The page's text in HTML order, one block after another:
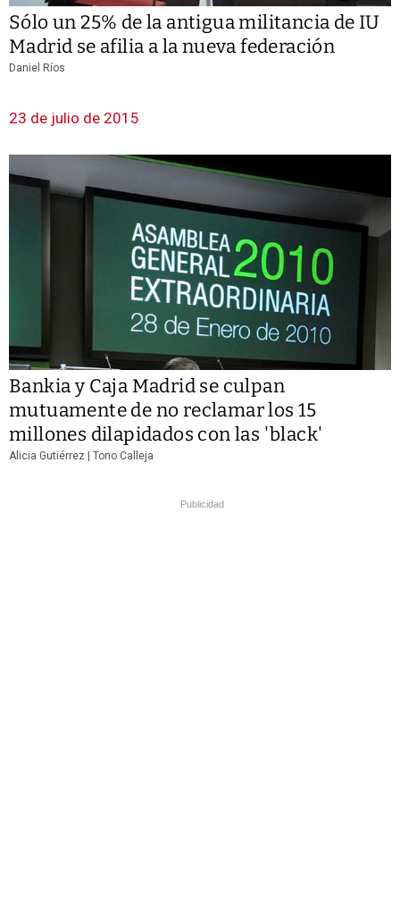
Sólo un 25% de la antigua militancia de IU
Madrid se afilia a la nueva federación
Daniel Ríos
23 de julio de 2015
Bankia y Caja Madrid se culpan
mutuamente de no reclamar los 15
millones dilapidados con las 'black'
Alicia Gutiérrez | Tono Calleja
Publicidad